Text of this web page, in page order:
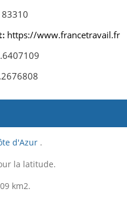
83310
https://www.francetravail.fr
d'Azur .
la latitude.
km2.